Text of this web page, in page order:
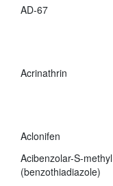
AD-67
Acrinathrin
Aclonifen
Acibenzolar-S-methyl
(benzothiadiazole)